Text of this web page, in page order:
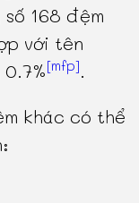
168 đệm
với tên
[mfp].
khác có thể